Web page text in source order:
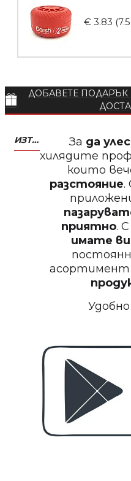
Пила
Пила
Пила
€ 3.83
ДОБАВЕТЕ ПОДАРЪК
ИЗТЕГЛЕТЕ МОБИЛНО ПРИЛОЖЕНИЕ ZASALONA За да
хилядите
които
разстояние.
приятно.
имате